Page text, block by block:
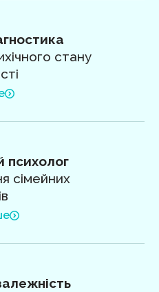
стану
психолог
сімейних